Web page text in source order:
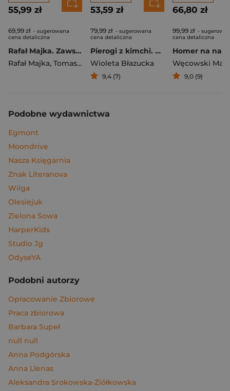
55,99 zł
69,99 zł - sugerowana
cena detaliczna
Rafał Majka. Zawsze z przodu. Rozmawia Tomasz Kalemba - książka z autografem
Rafał Majka, Tomasz Kalemba
53,59 zł
79,99 zł - sugerowana
cena detaliczna
Pierogi z kimchi. Moje ulubione azjatyckie przepisy
Wioleta Błazucka
9,4 (7)
66,80 zł
99,99 zł -
cena detaliczna
Węcowski
9,0 (9)
Podobne wydawnictwa
Egmont
Moondrive
Nasza Księgarnia
Znak Literanova
Wilga
Olesiejuk
Zielona Sowa
HarperKids
Studio Jg
OdyseYA
Podobni autorzy
Opracowanie Zbiorowe
Praca zbiorowa
Barbara Supeł
null null
Anna Podgórska
Anna Llenas
Aleksandra Srokowska-Ziółkowska